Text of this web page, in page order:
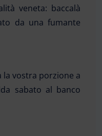
veneta: baccalà
da una fumante
vostra porzione a
sabato al banco